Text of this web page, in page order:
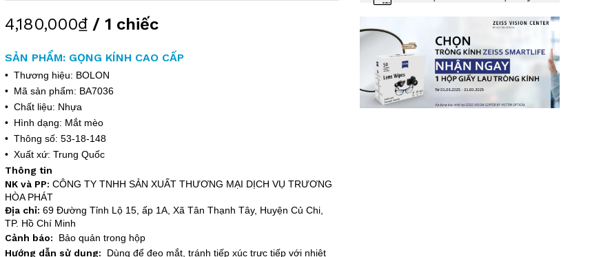
4,180,000₫/ 1 chiếc
SẢN PHẨM: GỌNG KÍNH CAO CẤP
• Thương hiệu: BOLON
• Mã sản phẩm: BA7036
• Chất liệu: Nhựa
• Hình dạng: Mắt mèo
• Thông số: 53-18-148
• Xuất xứ: Trung Quốc
Thông tin
NK và PP: CÔNG TY TNHH SẢN XUẤT THƯƠNG MẠI DỊCH VỤ TRƯƠNG
HÒA PHÁT
Địa chỉ: 69 Đường Tỉnh Lộ 15, ấp 1A, Xã Tân Thạnh Tây, Huyện Củ Chi,
TP. Hồ Chí Minh
Cảnh báo: Bảo quản trong hộp
Hướng dẫn sử dụng: Dùng để đeo mắt, tránh tiếp xúc trực tiếp với nhiệt